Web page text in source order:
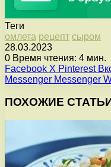
Теги
омлета рецепт сыром
28.03.2023
0 Время чтения: 4 мин.
Facebook X Pinterest
Messenger Messenger
ПОХОЖИЕ